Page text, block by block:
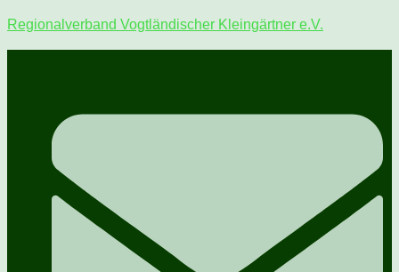
Regionalverband Vogtländischer Kleingärtner e.V.